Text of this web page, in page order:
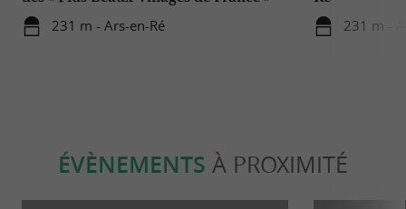
de Charente-Maritime
231 m - Ars-en-Ré 231 m -
ÉVÈNEMENTS À PROXIMITÉ